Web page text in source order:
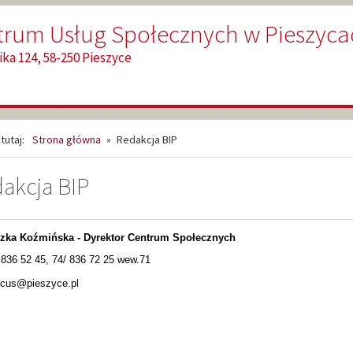
Usług Społecznych w
124, 58-250 Pieszyce
Strona główna » Redakcja BIP
BIP
Koźmińska - Dyrektor Centrum Społecznych
52 45, 74/ 836 72 25 wew.71
cus@pieszyce.pl